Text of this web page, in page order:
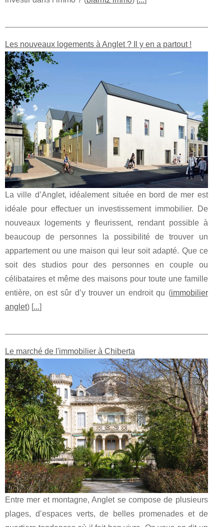
Les nouveaux logements à Anglet ? Il y en a partout !
La ville d’Anglet, idéalement située en bord de mer est
idéale pour effectuer un investissement immobilier. De
nouveaux logements y fleurissent, rendant possible à
beaucoup de personnes la possibilité de trouver un
appartement ou une maison qui leur soit adapté. Que ce
soit des studios pour des personnes en couple ou
célibataires et même des maisons pour toute une famille
entière, on est sûr d’y trouver un endroit qu (immobilier
anglet) [ ...
Le marché de l'immobilier à Chiberta
Entre mer et montagne, Anglet se compose de plusieurs
plages, d’espaces verts, de belles promenades et de